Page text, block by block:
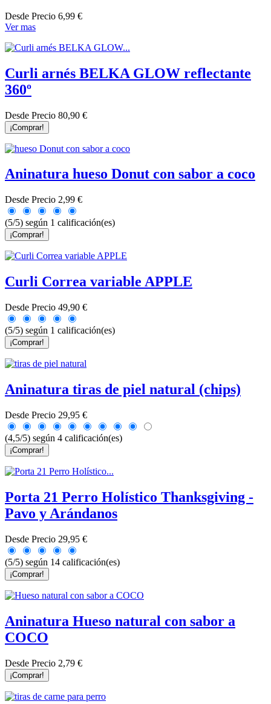
Desde Precio 6,99 €
Ver mas
Curli arnés BELKA GLOW reflectante
360º
Desde Precio 80,90 €
¡Comprar!
Aninatura hueso Donut con sabor a coco
Desde Precio 2,99 €
(5/5) según 1 calificación(es)
¡Comprar!
Curli Correa variable APPLE
Desde Precio 49,90 €
(5/5) según 1 calificación(es)
¡Comprar!
Aninatura tiras de piel natural (chips)
Desde Precio 29,95 €
(4,5/5) según 4 calificación(es)
¡Comprar!
Porta 21 Perro Holístico Thanksgiving -
Pavo y Arándanos
Desde Precio 29,95 €
(5/5) según 14 calificación(es)
¡Comprar!
Aninatura Hueso natural con sabor a
COCO
Desde Precio 2,79 €
¡Comprar!